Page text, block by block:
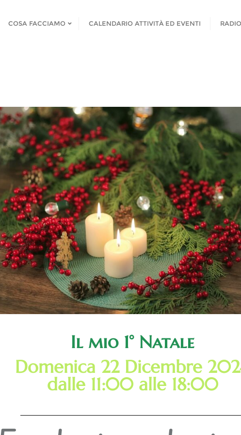
COSA FACCIAMO CALENDARIO ATTIVITÀ ED EVENTI
Il mio 1° Natale
Domenica 22 Dicembre
dalle 11:00 alle 18:00